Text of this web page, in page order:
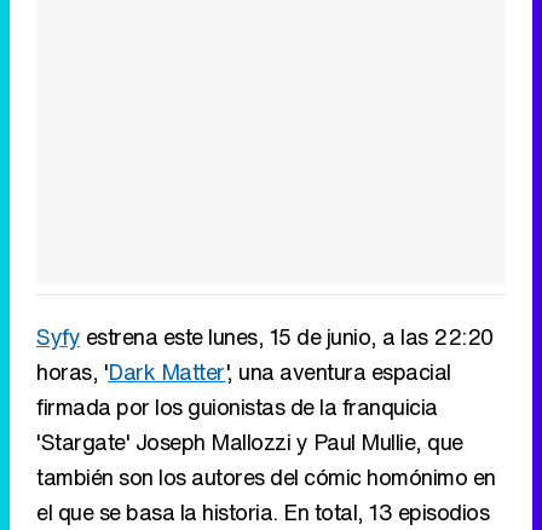
Syfy estrena este lunes, 15 de junio, a las 22:20
horas, 'Dark Matter', una aventura espacial
firmada por los guionistas de la franquicia
'Stargate' Joseph Mallozzi y Paul Mullie, que
también son los autores del cómic homónimo en
el que se basa la historia. En total, 13 episodios